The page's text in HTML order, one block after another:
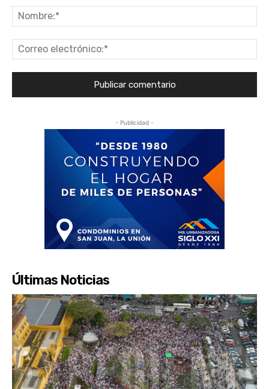
- Publicidad -
Últimas Noticias